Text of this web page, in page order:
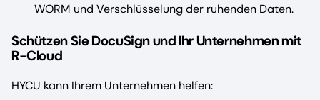
WORM und Verschlüsselung der ruhenden Daten.
Schützen Sie DocuSign und Ihr Unternehmen mit
R-Cloud
HYCU kann Ihrem Unternehmen helfen: